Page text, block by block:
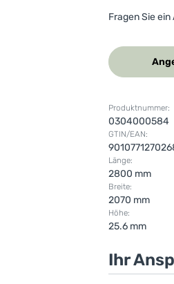
Fragen Sie
Produktnummer:
0304000584
GTIN/EAN:
Länge:
2800 mm
Breite:
2070 mm
Höhe:
25.6 mm
Ihr